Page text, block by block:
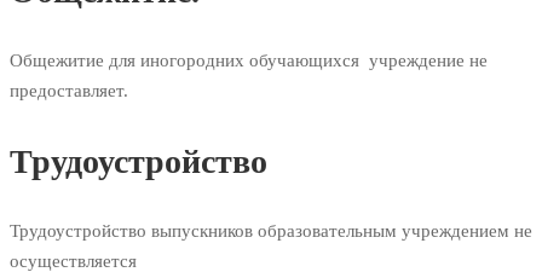
Общежитие для иногородних обучающихся учреждение не
предоставляет.
Трудоустройство
Трудоустройство выпускников образовательным учреждением не
осуществляется